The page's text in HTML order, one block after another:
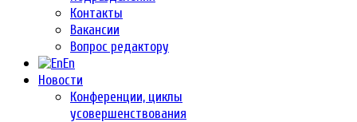
Контакты
Вакансии
Вопрос редактору
En
Новости
Конференции, циклы
усовершенствования